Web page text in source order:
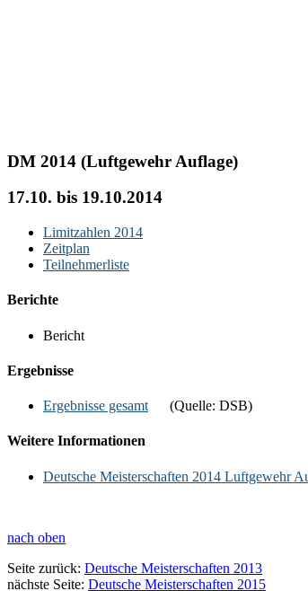
DM 2014 (Luftgewehr Auflage)
17.10. bis 19.10.2014
Limitzahlen 2014
Zeitplan
Teilnehmerliste
Berichte
Bericht
Ergebnisse
Ergebnisse gesamt (Quelle: DSB)
Weitere Informationen
Deutsche Meisterschaften 2014 Luftgewehr
nach oben
Seite zurück: Deutsche Meisterschaften 2013
nächste Seite: Deutsche Meisterschaften 2015